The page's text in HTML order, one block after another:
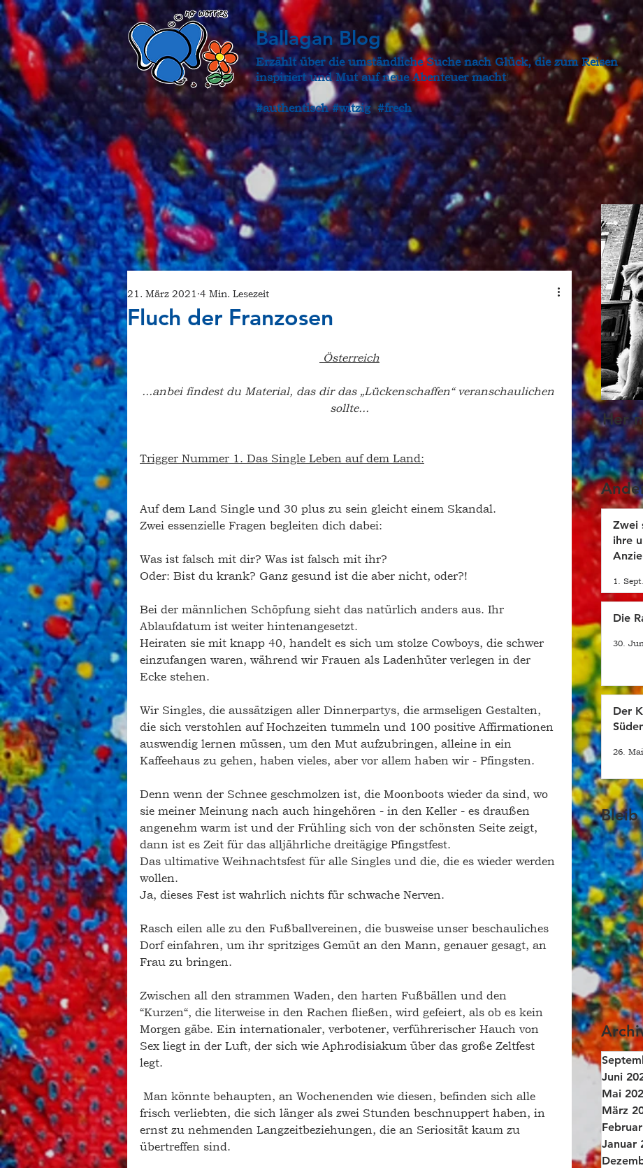
Ballagan Blog
Erzählt über die umständliche Suche nach Glück, die zum Reisen
inspiriert und Mut auf neue Abenteuer macht!
#authentisch #witzig #frech
Fluch der Franzosen
21. März 2021 4 Min. Lesezeit
Österreich
...anbei findest du Material, das dir das „Lückenschaffen“ veranschaulichen
sollte...
Trigger Nummer 1. Das Single Leben auf dem Land:
Auf dem Land Single und 30 plus zu sein gleicht einem Skandal.
Zwei essenzielle Fragen begleiten dich dabei:
Was ist falsch mit dir? Was ist falsch mit ihr?
Oder: Bist du krank? Ganz gesund ist die aber nicht, oder?!
Bei der männlichen Schöpfung sieht das natürlich anders aus. Ihr
Ablaufdatum ist weiter hintenangesetzt.
Heiraten sie mit knapp 40, handelt es sich um stolze Cowboys, die schwer
einzufangen waren, während wir Frauen als Ladenhüter verlegen in der
Ecke stehen.
Wir Singles, die aussätzigen aller Dinnerpartys, die armseligen Gestalten,
die sich verstohlen auf Hochzeiten tummeln und 100 positive Affirmationen
auswendig lernen müssen, um den Mut aufzubringen, alleine in ein
Kaffeehaus zu gehen, haben vieles, aber vor allem haben wir - Pfingsten.
Denn wenn der Schnee geschmolzen ist, die Moonboots wieder da sind, wo
sie meiner Meinung nach auch hingehören - in den Keller - es draußen
angenehm warm ist und der Frühling sich von der schönsten Seite zeigt,
dann ist es Zeit für das alljährliche dreitägige Pfingstfest.
Das ultimative Weihnachtsfest für alle Singles und die, die es wieder werden
wollen.
Ja, dieses Fest ist wahrlich nichts für schwache Nerven.
Rasch eilen alle zu den Fußballvereinen, die busweise unser beschauliches
Dorf einfahren, um ihr spritziges Gemüt an den Mann, genauer gesagt, an
Frau zu bringen.
Zwischen all den strammen Waden, den harten Fußbällen und den
“Kurzen“, die literweise in den Rachen fließen, wird gefeiert, als ob es kein
Morgen gäbe. Ein internationaler, verbotener, verführerischer Hauch von
Sex liegt in der Luft, der sich wie Aphrodisiakum über das große Zeltfest
legt.
Man könnte behaupten, an Wochenenden wie diesen, befinden sich alle
frisch verliebten, die sich länger als zwei Stunden beschnuppert haben, in
ernst zu nehmenden Langzeitbeziehungen, die an Seriosität kaum zu
übertreffen sind.
Her
Zwei
ihre
1.
Die
30.
Der
26.
Bleib
Juni
Mai
März
Januar